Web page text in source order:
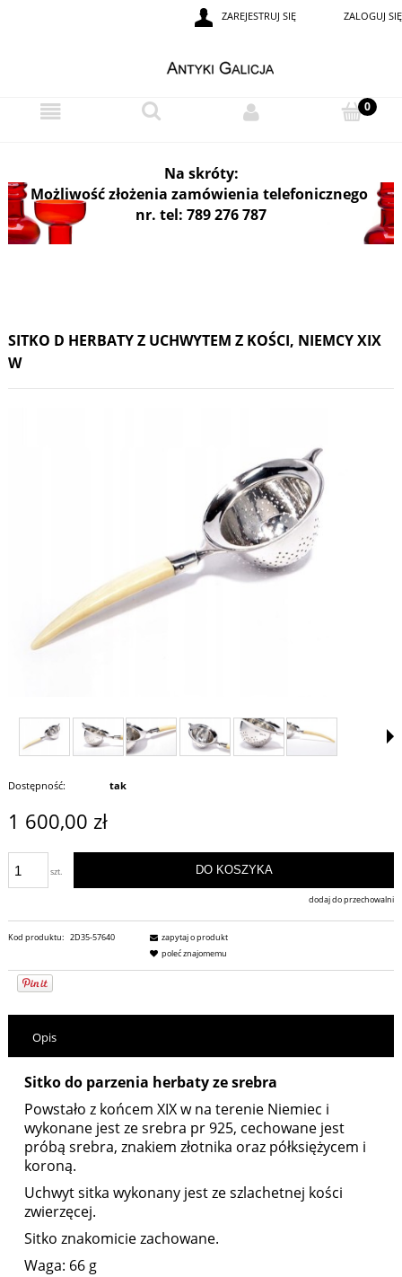
ZAREJESTRUJ SIĘ ZALOGUJ SIĘ
Na skróty:
Możliwość złożenia zamówienia telefonicznego
nr. tel: 789 276 787
SITKO D HERBATY Z UCHWYTEM Z KOŚCI, NIEMCY XIX
W
Dostępność: tak
1 600,00 zł
szt. DO KOSZYKA
dodaj do przechowalni
Kod produktu: 2D35-57640
zapytaj o produkt
poleć znajomemu
Opis
Sitko do parzenia herbaty ze srebra
Powstało z końcem XIX w na terenie Niemiec i
wykonane jest ze srebra pr 925, cechowane jest
próbą srebra, znakiem złotnika oraz półksiężycem i
koroną.
Uchwyt sitka wykonany jest ze szlachetnej kości
zwierzęcej.
Sitko znakomicie zachowane.
Waga: 66 g